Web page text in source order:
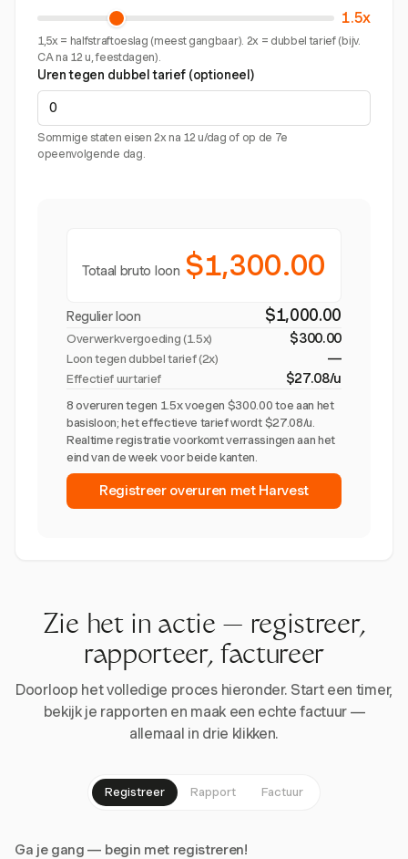
1.5x
1,5x = halfstraftoeslag (meest gangbaar). 2x = dubbel tarief (bijv.
CA na 12 u, feestdagen).
Uren tegen dubbel tarief (optioneel)
Sommige staten eisen 2x na 12 u/dag of op de 7e
opeenvolgende dag.
Totaal bruto loon $1,300.00
Regulier loon $1,000.00
Overwerkvergoeding (1.5x) $300.00
Loon tegen dubbel tarief (2x) —
Effectief uurtarief $27.08/u
8 overuren tegen 1.5x voegen $300.00 toe aan het
basisloon; het effectieve tarief wordt $27.08/u.
Realtime registratie voorkomt verrassingen aan het
eind van de week voor beide kanten.
Registreer overuren met Harvest
Zie het in actie — registreer,
rapporteer, factureer
Doorloop het volledige proces hieronder. Start een timer,
bekijk je rapporten en maak een echte factuur —
allemaal in drie klikken.
Registreer Rapport Factuur
Ga je gang — begin met registreren!